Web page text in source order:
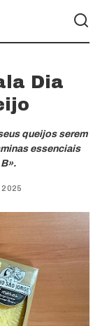
Dia
queijos serem
essenciais